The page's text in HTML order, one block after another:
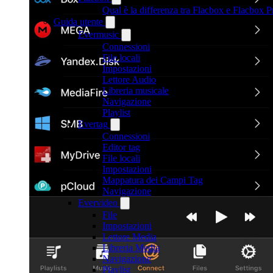
Qual è la differenza tra Flacbox e Flacbox
Guida utente
Evermusic
Connessioni
File locali
Impostazioni
Lettore Audio
Libreria musicale
Navigazione
Playlist
Evertag
Connessioni
Editor tag
File locali
Impostazioni
Mappatura dei Campi Tag
Navigazione
Evervideo
File
Impostazioni
Lettore Media
Libreria Media
Navigazione
Playlist